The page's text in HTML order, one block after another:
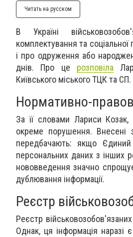
Читать на русском
В Україні
комплектування та
і про одруження або
днів. Про це розповіла
Київського міського ТЦК та СП.
Нормативно-
За її словами Лариси
окреме порушення. Внесені
передбачають: якщо Єдиний
персональних даних з інших
нововведення значно
дублювання інформації.
Реєстр
Реєстр
Однак, ця інформація наразі